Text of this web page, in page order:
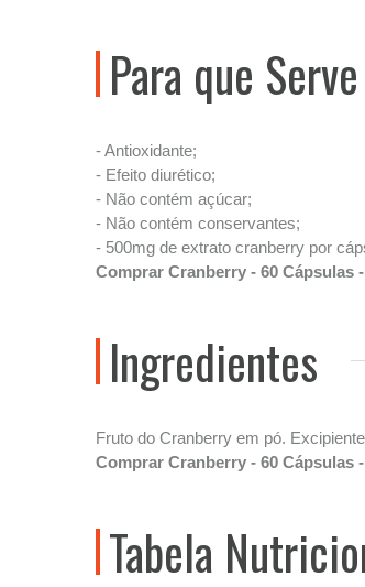
Para que Serve
- Antioxidante;
- Efeito diurético;
- Não contém açúcar;
- Não contém conservantes;
- 500mg de extrato cranberry por
Comprar Cranberry - 60 Cápsulas
Ingredientes
Fruto do Cranberry em pó.
Comprar Cranberry - 60 Cápsulas
Tabela